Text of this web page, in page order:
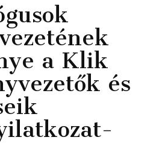
a Klik
és